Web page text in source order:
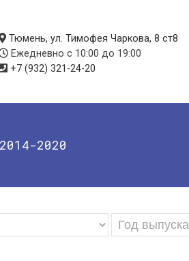
Тюмень, ул. Тимофея Чаркова, 8 ст8
Ежедневно с 10:00 до 19:00
+7 (932) 321-24-20
2020